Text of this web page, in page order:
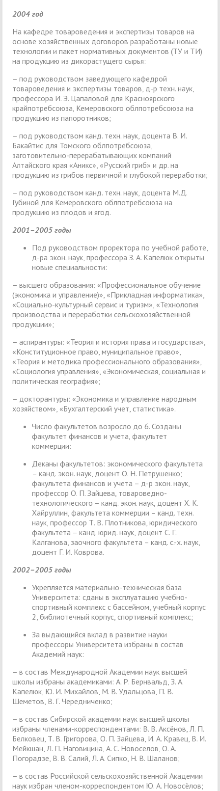
2004 год
На кафедре товароведения и экспертизы товаров на
основе хозяйственных договоров разработаны новые
технологии и пакет нормативных документов (ТУ и ТИ)
на продукцию из дикорастущего сырья:
– под руководством заведующего кафедрой
товароведения и экспертизы товаров, д-р техн. наук,
профессора И. Э. Цапаловой для Красноярского
крайпотребсоюза, Кемеровского облпотребсоюза на
продукцию из папоротников;
– под руководством канд. техн. наук, доцента В. И.
Бакайтис для Томского облпотребсоюза,
заготовительно-перерабатывающих компаний
Алтайского края «Аникс», «Русский гриб» и др. на
продукцию из грибов первичной и глубокой переработки;
– под руководством канд. техн. наук, доцента М.Д.
Губиной для Кемеровского облпотребсоюза на
продукцию из плодов и ягод.
2001–2005 годы
Под руководством проректора по учебной работе,
д-ра экон. наук, профессора З. А. Капелюк открыты
новые специальности:
– высшего образования: «Профессиональное обучение
(экономика и управление)», «Прикладная информатика»,
«Социально-культурный сервис и туризм», «Технология
производства и переработки сельскохозяйственной
продукции»;
– аспирантуры: «Теория и история права и государства»,
«Конституционное право, муниципальное право»,
«Теория и методика профессионального образования»,
«Социология управления», «Экономическая, социальная и
политическая география»;
– докторантуры: «Экономика и управление народным
хозяйством», «Бухгалтерский учет, статистика».
Число факультетов возросло до 6. Созданы
факультет финансов и учета, факультет
коммерции:
Деканы факультетов: экономического факультета
– канд. экон. наук, доцент О. Н. Петрушенко;
факультета финансов и учета – д-р экон. наук,
профессор О. П. Зайцева, товароведно-
технологического – канд. экон. наук, доцент Х. К.
Хайруллин, факультета коммерции – канд. техн.
наук, профессор Т. В. Плотникова, юридического
факультета – канд. юрид. наук, доцент С. Г.
Калганова, заочного факультета – канд. с.-х. наук,
доцент Г. И. Коврова.
2002–2005 годы
Укрепляется материально-техническая база
Университета: сданы в эксплуатацию учебно-
спортивный комплекс с бассейном, учебный корпус
2, библиотечный корпус, спортивный комплекс;
За выдающийся вклад в развитие науки
профессоры Университета избраны в состав
Академий наук:
– в состав Международной Академии наук высшей
школы избраны академиками: А. Р. Бернвальд, З. А.
Капелюк, Ю. И. Михайлов, М. В. Удальцова, П. В.
Шеметов, В. Г. Чередниченко;
– в состав Сибирской академии наук высшей школы
избраны членами-корреспондентами: В. В. Аксёнов, Л. П.
Белковец, Т. В. Григорова, О. П. Зайцева, И. А. Кравец, В. И.
Мейкшан, Л. П. Наговицина, А. С. Новоселов, О. А.
Погорадзе, В. В. Салий, Л. А. Сипко, Н. В. Шаланов;
– в состав Российской сельскохозяйственной Академии
наук избран членом-корреспондентом Ю. А. Новосёлов;